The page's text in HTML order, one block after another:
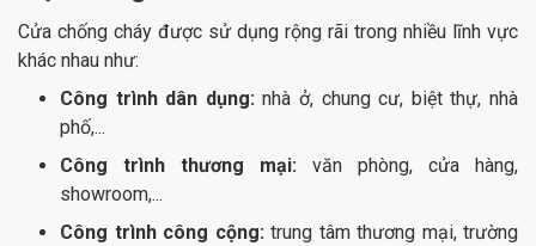
Cửa chống cháy được sử dụng rộng rãi trong nhiều lĩnh vực
khác nhau như:
Công trình dân dụng:nhà ở, chung cư, biệt thự, nhà
phố,...
Công trình thương mại: văn phòng, cửa hàng,
showroom,...
Công trình công cộng: trung tâm thương mại, trường